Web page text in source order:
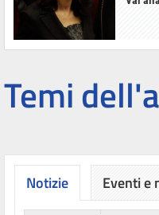
Temi
Notizie Eventi e